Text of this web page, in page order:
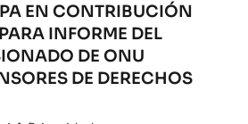
EN CONTRIBUCIÓN
INFORME DEL
DE ONU
DE DERECHOS